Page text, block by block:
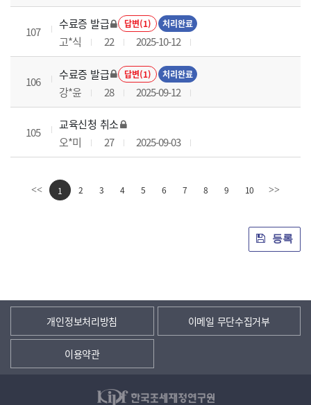
107
수료증 발급 답변(1) 처리완료
고*식 22 2025-10-12
106
수료증 발급 답변(1) 처리완료
강*윤 28 2025-09-12
105
교육신청 취소
오*미
27 2025-09-03
<< 1 2 3 4 5 6 7 8 9 10 >>
등록
개인정보처리방침 이메일 무단수집거부
이용약관